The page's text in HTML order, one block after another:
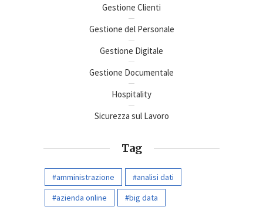
Gestione Clienti
Gestione del Personale
Gestione Digitale
Gestione Documentale
Hospitality
Sicurezza sul Lavoro
Tag
amministrazione
analisi dati
azienda online
big data